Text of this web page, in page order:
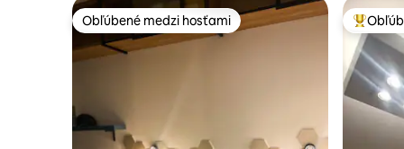
Obľúbené medzi hosťami
Obľúbené medzi hosťami